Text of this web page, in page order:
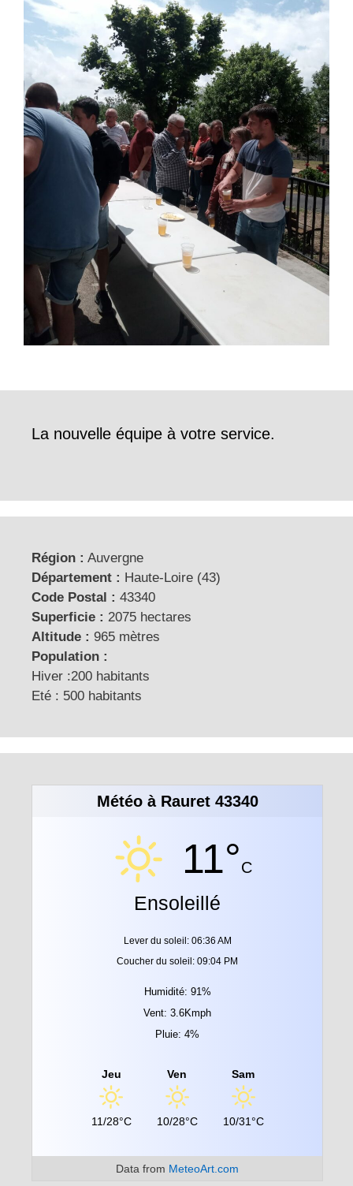
La nouvelle équipe à votre service.
Région : Auvergne
Département : Haute-Loire (43)
Code Postal : 43340
Superficie : 2075 hectares
Altitude : 965 mètres
Population :
Hiver :200 habitants
Eté : 500 habitants
Météo à Rauret 43340
11°C
Ensoleillé
Lever du soleil: 06:36 AM
Coucher du soleil: 09:04 PM
Humidité: 91%
Vent: 3.6Kmph
Pluie: 4%
Jeu
11/28°C
Ven
10/28°C
Sam
10/31°C
Data from MeteoArt.com